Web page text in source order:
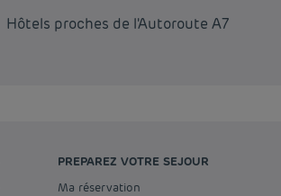
Hôtels proches de l'Autoroute A7
PREPAREZ VOTRE SEJOUR
Ma réservation